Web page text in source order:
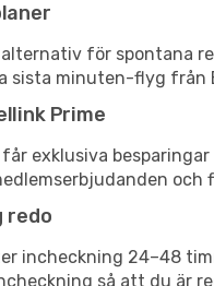
alternativ för spontana
sista minuten-flyg från
Prime
exklusiva
och
redo
incheckning 24–48
så att du är